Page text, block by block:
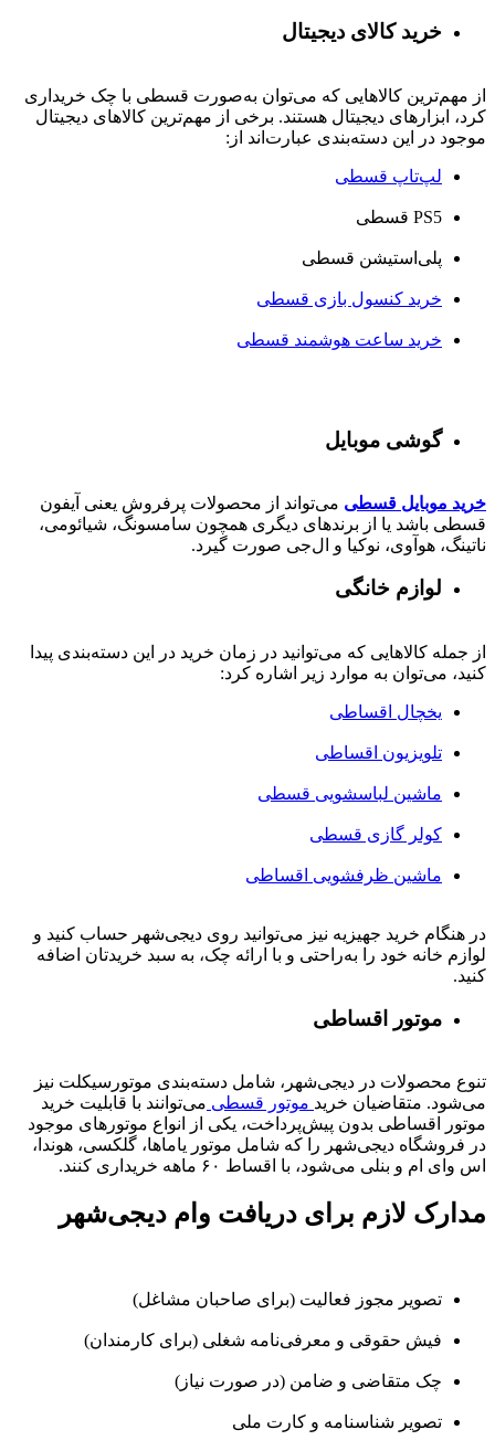
خرید کالای دیجیتال
از مهم‌ترین کالاهایی که می‌توان به‌صورت قسطی با چک خریداری
کرد، ابزارهای دیجیتال هستند. برخی از مهم‌ترین کالاهای دیجیتال
موجود در این دسته‌بندی عبارت‌اند از:
لپ‌تاپ قسطی
PS5 قسطی
پلی‌استیشن قسطی
خرید کنسول بازی قسطی
خرید ساعت هوشمند قسطی
گوشی موبایل
خرید موبایل قسطی می‌تواند از محصولات پرفروش یعنی آیفون
قسطی باشد یا از برندهای دیگری همچون سامسونگ، شیائومی،
ناتینگ، هوآوی، نوکیا و ال‌جی صورت گیرد.
لوازم خانگی
از جمله کالاهایی که می‌توانید در زمان خرید در این دسته‌بندی پیدا
کنید، می‌توان به موارد زیر اشاره کرد:
یخچال اقساطی
تلویزیون اقساطی
ماشین لباسشویی قسطی
کولر گازی قسطی
ماشین ظرفشویی اقساطی
در هنگام خرید جهیزیه نیز می‌توانید روی دیجی‌شهر حساب کنید و
لوازم خانه خود را به‌راحتی و با ارائه چک، به سبد خریدتان اضافه
کنید.
موتور اقساطی
تنوع محصولات در دیجی‌شهر، شامل دسته‌بندی موتورسیکلت نیز
می‌شود. متقاضیان خرید موتور قسطی می‌توانند با قابلیت خرید
موتور اقساطی بدون پیش‌پرداخت، یکی از انواع موتورهای موجود
در فروشگاه دیجی‌شهر را که شامل موتور یاماها، گلکسی، هوندا،
اس وای ام و بنلی می‌شود، با اقساط ۶۰ ماهه خریداری کنند.
مدارک لازم برای دریافت وام دیجی‌شهر
تصویر مجوز فعالیت (برای صاحبان مشاغل)
فیش حقوقی و معرفی‌نامه شغلی (برای کارمندان)
چک متقاضی و ضامن (در صورت نیاز)
تصویر شناسنامه و کارت ملی